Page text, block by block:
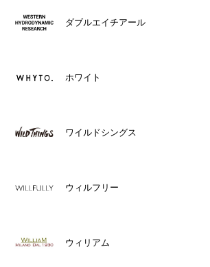
ダブルエイチアール
ホワイト
ワイルドシングス
ウィルフリー
ウィリアム